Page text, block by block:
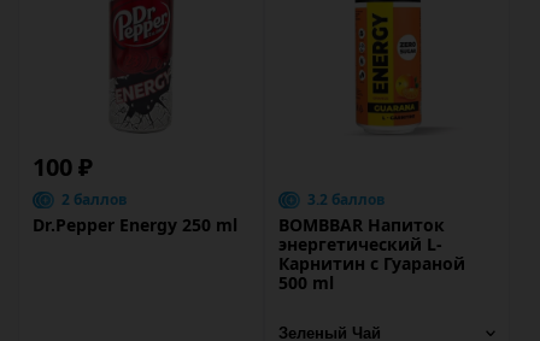
100 ₽
2 баллов
Dr.Pepper Energy 250 ml
3.2 баллов
BOMBBAR Напиток
энергетический L-
Карнитин с Гуараной
500 ml